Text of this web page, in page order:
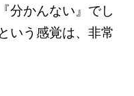
分かんない』でし
いう感覚は、非常